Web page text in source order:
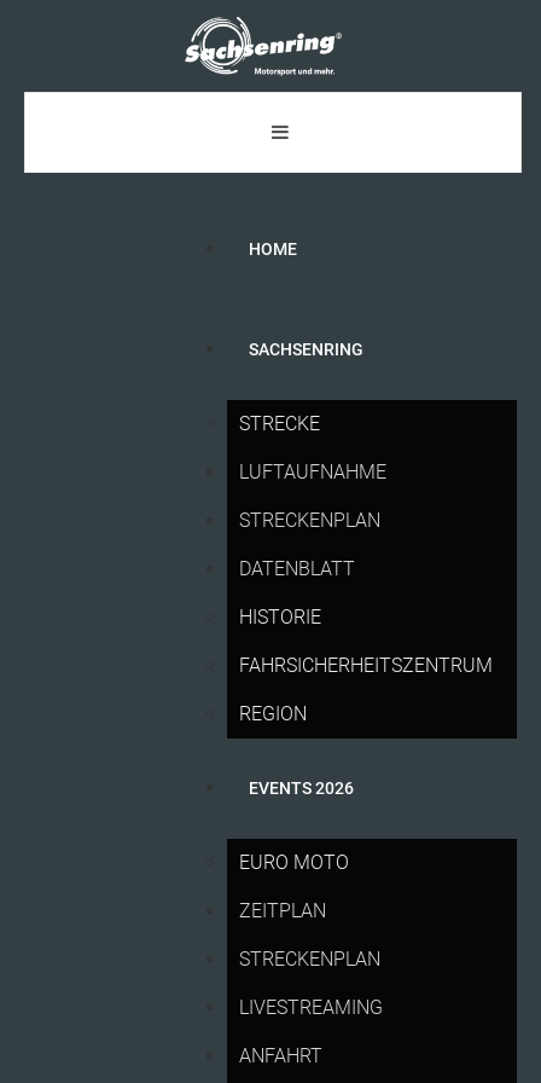
HOME
SACHSENRING
STRECKE
LUFTAUFNAHME
STRECKENPLAN
DATENBLATT
HISTORIE
FAHRSICHERHEITSZENTRUM
REGION
EVENTS 2026
EURO MOTO
ZEITPLAN
STRECKENPLAN
LIVESTREAMING
ANFAHRT
ZUSCHAUER-MAGNET SACHSENRING:
NOCH SCHNELL
SICHERN
Familien und ADAC Mitglieder profitieren von
deutschen MotoGP-Stopp
Einige Tribünen für den Liqui Moly Motorrad Grand